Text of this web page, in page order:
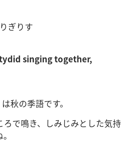
ぎりす
singing together,
は秋の季語です。
で鳴き、しみじみとした気持